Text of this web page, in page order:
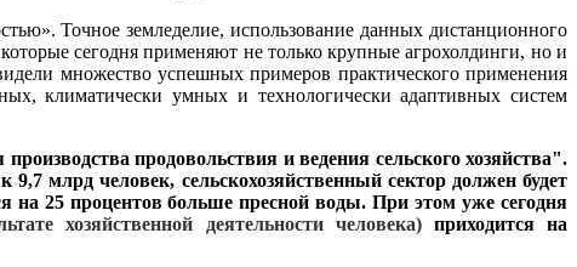
Точное земледелие, использование данных дистанционного
сегодня применяют не только крупные агрохолдинги, но и
множество успешных примеров практического применения
климатически умных и технологически адаптивных систем
продовольствия и ведения сельского хозяйства".
млрд человек, сельскохозяйственный сектор должен будет
на 25 процентов больше пресной воды. При этом уже сегодня
хозяйственной деятельности человека) приходится на